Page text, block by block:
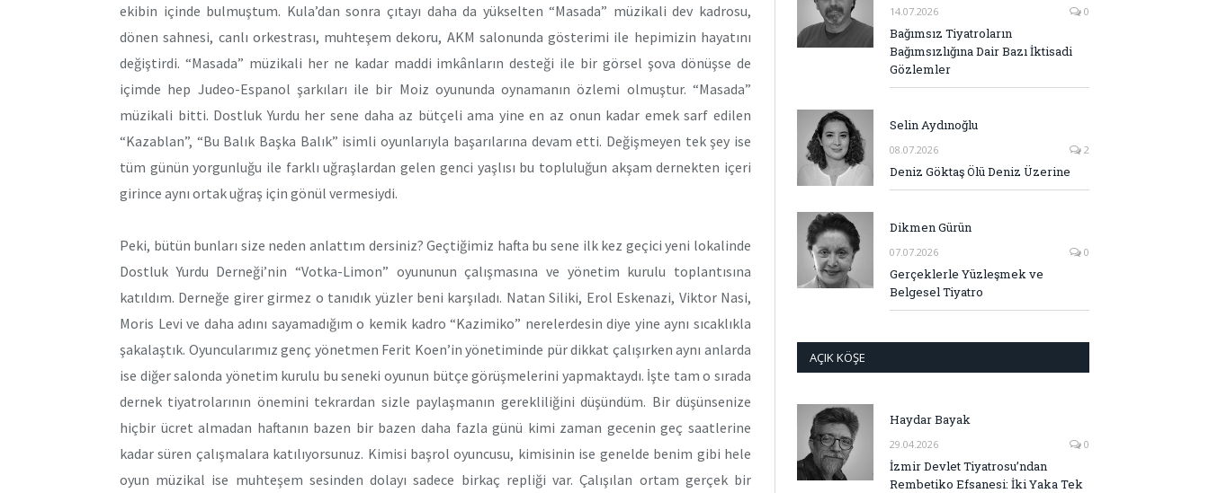
ekibin içinde bulmuştum. Kula’dan sonra çıtayı daha da yükselten “Masada” müzikali dev kadrosu,
dönen sahnesi, canlı orkestrası, muhteşem dekoru, AKM salonunda gösterimi ile hepimizin hayatını
değiştirdi. “Masada” müzikali her ne kadar maddi imkânların desteği ile bir görsel şova dönüşse de
içimde hep Judeo-Espanol şarkıları ile bir Moiz oyununda oynamanın özlemi olmuştur. “Masada”
müzikali bitti. Dostluk Yurdu her sene daha az bütçeli ama yine en az onun kadar emek sarf edilen
“Kazablan”, “Bu Balık Başka Balık” isimli oyunlarıyla başarılarına devam etti. Değişmeyen tek şey ise
tüm günün yorgunluğu ile farklı uğraşlardan gelen genci yaşlısı bu topluluğun akşam dernekten içeri
girince aynı ortak uğraş için gönül vermesiydi.
Peki, bütün bunları size neden anlattım dersiniz? Geçtiğimiz hafta bu sene ilk kez geçici yeni lokalinde
Dostluk Yurdu Derneği’nin “Votka-Limon” oyununun çalışmasına ve yönetim kurulu toplantısına
katıldım. Derneğe girer girmez o tanıdık yüzler beni karşıladı. Natan Siliki, Erol Eskenazi, Viktor Nasi,
Moris Levi ve daha adını sayamadığım o kemik kadro “Kazimiko” nerelerdesin diye yine aynı sıcaklıkla
şakalaştık. Oyuncularımız genç yönetmen Ferit Koen’in yönetiminde pür dikkat çalışırken aynı anlarda
ise diğer salonda yönetim kurulu bu seneki oyunun bütçe görüşmelerini yapmaktaydı. İşte tam o sırada
dernek tiyatrolarının önemini tekrardan sizle paylaşmanın gerekliliğini düşündüm. Bir düşünsenize
hiçbir ücret almadan haftanın bazen bir bazen daha fazla günü kimi zaman gecenin geç saatlerine
kadar süren çalışmalara katılıyorsunuz. Kimisi başrol oyuncusu, kimisinin ise genelde benim gibi hele
oyun müzikal ise muhteşem sesinden dolayı sadece birkaç repliği var. Çalışılan ortam gerçek bir
14.07.2026 0
Bağımsız Tiyatroların
Bağımsızlığına Dair Bazı İktisadi
Gözlemler
Selin Aydınoğlu
08.07.2026 2
Deniz Göktaş Ölü Deniz Üzerine
Dikmen Gürün
07.07.2026 0
Gerçeklerle Yüzleşmek ve
Belgesel Tiyatro
AÇIK KÖŞE
Haydar Bayak
29.04.2026 0
İzmir Devlet Tiyatrosu’ndan
Rembetiko Efsanesi: İki Yaka Tek